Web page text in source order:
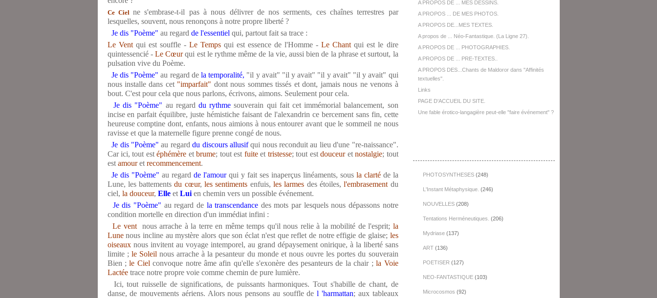
Ce Ciel ne s'embrase-t-il pas à nous délivrer de nos serments, ces chaînes terrestres par
lesquelles, souvent, nous renonçons à notre propre liberté ?
Je dis "Poème" au regard de l'essentiel qui, partout fait sa trace :
Le Ventqui est souffle - Le Tempsqui est essence de l'Homme -Le Chant qui est le dire
quintessencié - Le Cœurqui est le rythme même de la vie, aussi bien de la phrase et surtout, la
pulsation vive du Poème.
Je dis "Poème" au regard de la temporalité, "il y avait" "il y avait" "il y avait" "il y avait" qui
nous installe dans cet "imparfait" dont nous sommes tissés et dont, jamais nous ne venons à
bout. C'est pour cela que nous parlons, écrivons, aimons. Seulement pour cela.
Je dis "Poème" au regard du rythme souverain qui fait cet immémorial balancement, son
incise en parfait équilibre, juste hémistiche faisant de l'alexandrin ce bercement sans fin, cette
heureuse comptine dont, enfants, nous aimions à nous entourer avant que le sommeil ne nous
ravisse et que la maternelle figure prenne congé de nous.
Je dis "Poème" au regard du discours allusifqui nous reconduit au lieu d'une "re-naissance".
Car ici, tout estéphémère etbrume; tout est fuiteet tristesse; tout estdouceur etnostalgie; tout
est amouret recommencement.
Je dis "Poème" au regard de l'amour qui y fait ses inaperçus linéaments, sous la clartéde la
Lune, les battementsdu cœur,les sentiments enfuis, les larmes des étoiles,l'embrasement du
ciel, la douceur, Elleet Luien chemin vers un possible événement.
Je dis "Poème" au regard de la transcendance des mots par lesquels nous dépassons notre
condition mortelle en direction d'un immédiat infini :
Le ventnous arrache à la terre en même temps qu'il nous relie à la mobilité de l'esprit; la
Lunenous incline au mystère alors que son éclat n'est que reflet de notre effigie de glaise; les
oiseauxnous invitent au voyage intemporel, au grand dépaysement onirique, à la liberté sans
limite ; le Soleil nous arrache à la pesanteur du monde et nous ouvre les portes du souverain
Bien ;le Ciel convoque notre âme afin qu'elle s'exonère des pesanteurs de la chair ;la Voie
Lactéetrace notre propre voie comme chemin de pure lumière.
Ici, tout ruisselle de significations, de puissants harmoniques. Tout s'habille de chant, de
danse, de mouvements aériens. Alors nous pensons au souffle del 'harmattan; aux tableaux
A PROPOS DE ... MES DESSINS.
A PROPOS ... DE MES PHOTOS.
A PROPOS DE...MES TEXTES.
A propos de ... Néo-Fantastique. (La Ligne 27).
A PROPOS DE ... PHOTOGRAPHIES.
A PROPOS DE ... PRE-TEXTES..
A PROPOS DES...Chants de Maldoror dans "Affinités
textuelles".
Links
PAGE D'ACCUEIL DU SITE.
Une fable érotico-langagière peut-elle "faire événement" ?
PHOTOSYNTHESES(248)
L'Instant Métaphysique. (246)
NOUVELLES(208)
Tentations Herméneutiques. (206)
Mydriase(137)
ART(136)
POETISER (127)
NEO-FANTASTIQUE(103)
Microcosmos (92)